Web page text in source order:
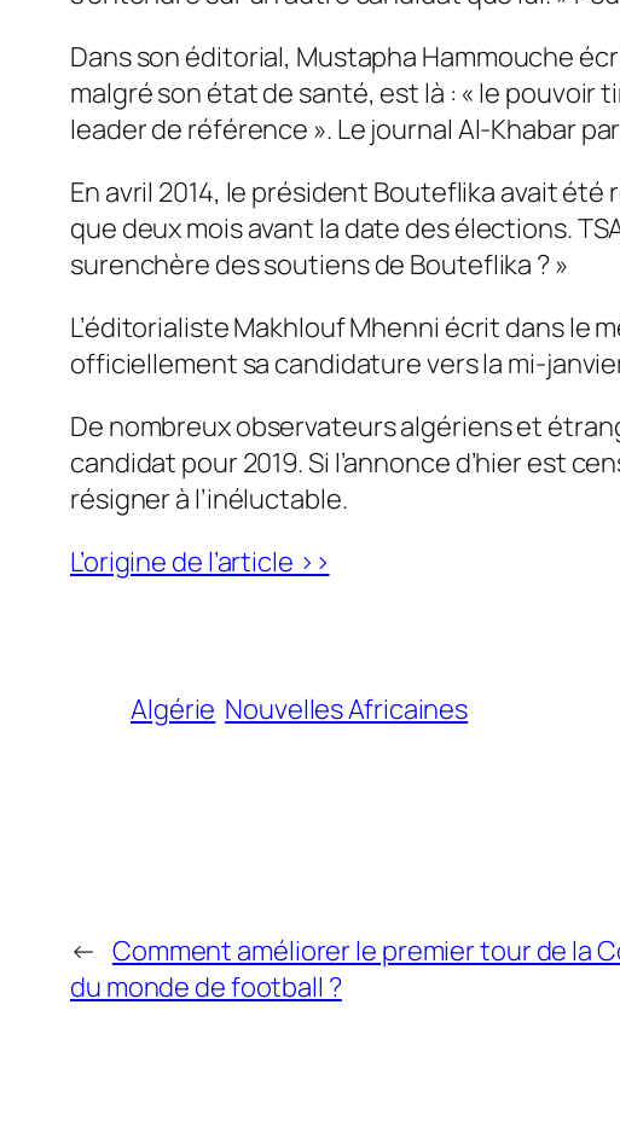
Dans son éditorial, Mustapha Hammouche
malgré son état de santé, est là : « le pouvoir
leader de référence ». Le journal Al-Khabar
En avril 2014, le président Bouteflika avait été
que deux mois avant la date des élections.
surenchère des soutiens de Bouteflika ?»
L’éditorialiste Makhlouf Mhenni écrit dans le
officiellement sa candidature vers la mi-
De nombreux observateurs algériens et
candidat pour 2019. Si l’annonce d’hier est
résigner à l’inéluctable.
L’origine de l’article >>
Algérie Nouvelles Africaines
← Comment améliorer le premier tour de la
du monde de football ?